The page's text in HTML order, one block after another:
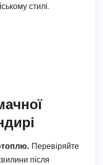
стилі.
Перевіряйте
після